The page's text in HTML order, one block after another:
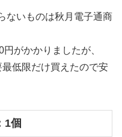
ないものは秋月電子通商
がかかりましたが、
低限だけ買えたので安
1個